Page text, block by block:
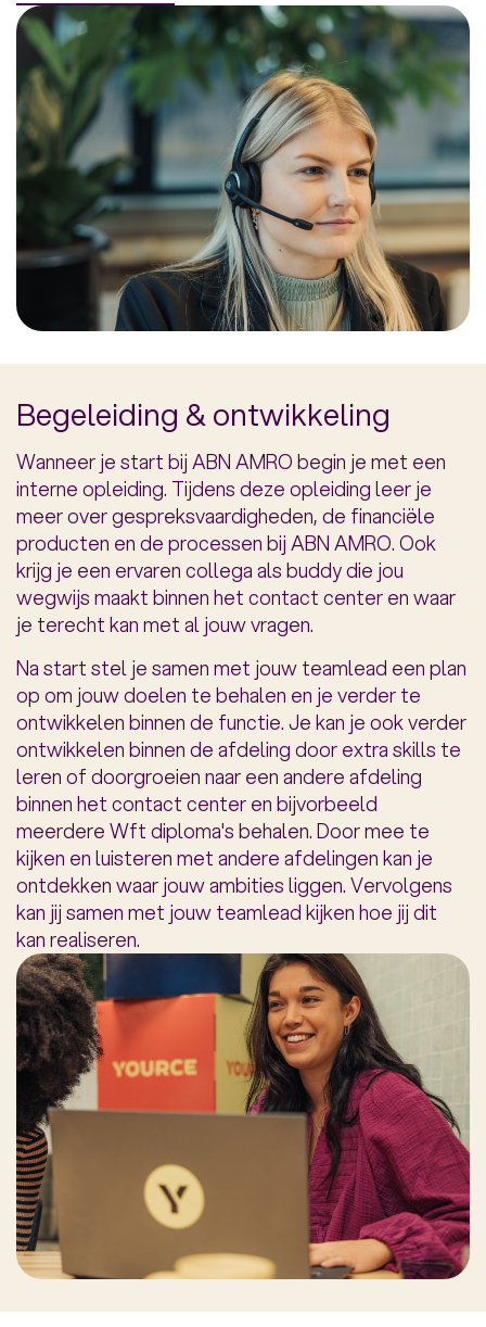
Begeleiding & ontwikkeling
Wanneer je start bij ABN AMRO begin je met een
interne opleiding. Tijdens deze opleiding leer je
meer over gespreksvaardigheden, de financiële
producten en de processen bij ABN AMRO. Ook
krijg je een ervaren collega als buddy die jou
wegwijs maakt binnen het contact center en waar
je terecht kan met al jouw vragen.
Na start stel je samen met jouw teamlead een plan
op om jouw doelen te behalen en je verder te
ontwikkelen binnen de functie. Je kan je ook verder
ontwikkelen binnen de afdeling door extra skills te
leren of doorgroeien naar een andere afdeling
binnen het contact center en bijvorbeeld
meerdere Wft diploma's behalen. Door mee te
kijken en luisteren met andere afdelingen kan je
ontdekken waar jouw ambities liggen. Vervolgens
kan jij samen met jouw teamlead kijken hoe jij dit
kan realiseren.